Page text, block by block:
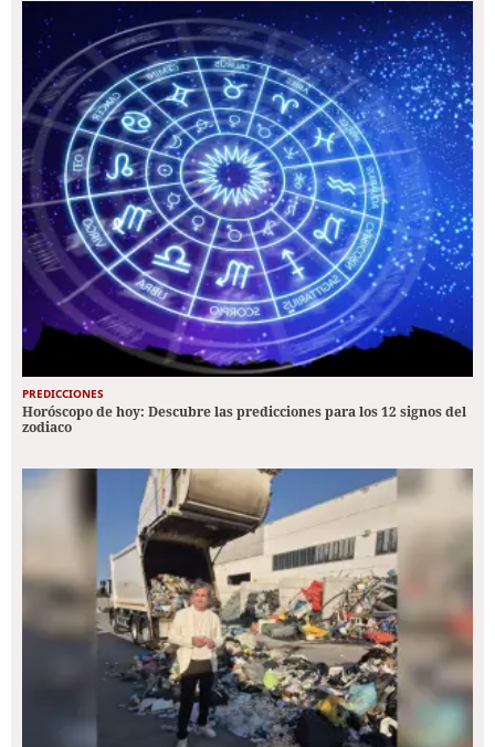
PREDICCIONES
Horóscopo de hoy: Descubre las predicciones para los 12 signos del
zodiaco